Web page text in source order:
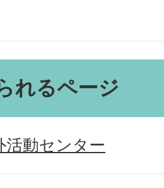
れるページ
活動センター